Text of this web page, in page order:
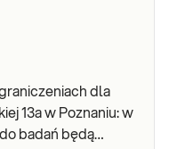
dla
13a w Poznaniu: w
badań będą